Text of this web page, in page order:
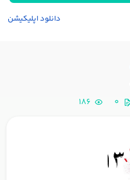
دانلود اپلیکیشن
0
186